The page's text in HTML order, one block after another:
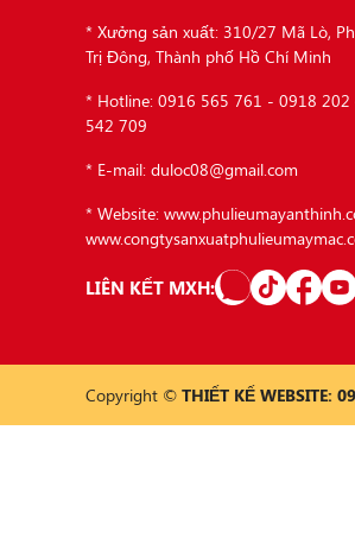
* Xưởng sản xuất: 310/27 Mã Lò,
Trị Đông, Thành phố Hồ Chí Minh
* Hotline: 0916 565 761 - 0918
542 709
* E-mail: duloc08@gmail.com
* Website:
LIÊN KẾT MXH:
Copyright © THIẾT KẾ WEBSITE: